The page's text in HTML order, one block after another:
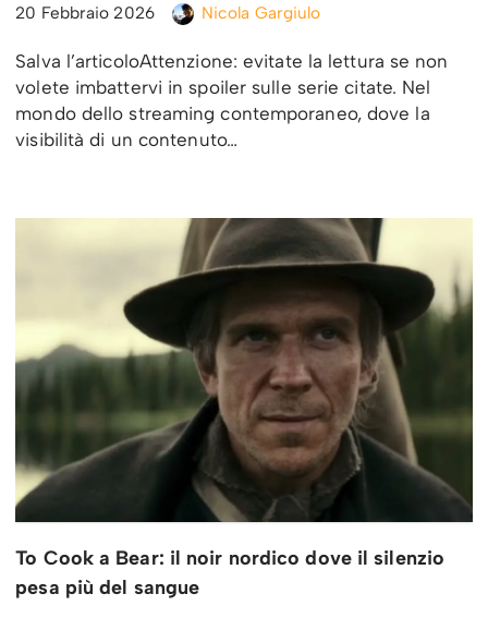
20 Febbraio 2026 Nicola Gargiulo
Salva l’articoloAttenzione: evitate la lettura se non
volete imbattervi in spoiler sulle serie citate. Nel
mondo dello streaming contemporaneo, dove la
visibilità di un contenuto…
To Cook a Bear: il noir nordico dove il silenzio
pesa più del sangue